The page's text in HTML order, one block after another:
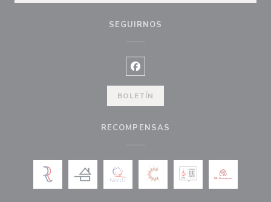
SEGUIRNOS
Facebook ((abre en una nueva
BOLETÍN
RECOMPENSAS